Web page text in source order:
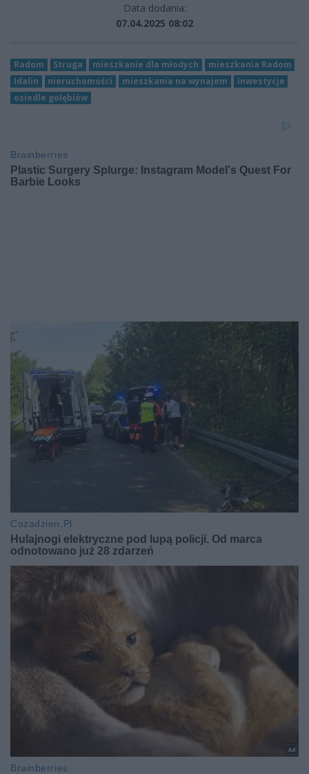
Data dodania:
07.04.2025 08:02
Radom Struga mieszkanie dla młodych
mieszkania Radom
Idalin
nieruchomości mieszkania na wynajem
inwestycje
osiedle gołębiów